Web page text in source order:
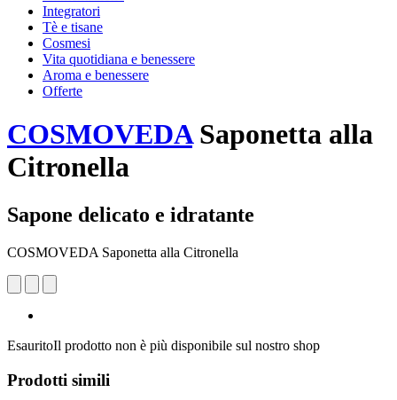
Integratori
Tè e tisane
Cosmesi
Vita quotidiana e benessere
Aroma e benessere
Offerte
COSMOVEDASaponetta alla
Citronella
Sapone delicato e idratante
COSMOVEDA Saponetta alla Citronella
EsauritoIl prodotto non è più disponibile sul nostro shop
Prodotti simili